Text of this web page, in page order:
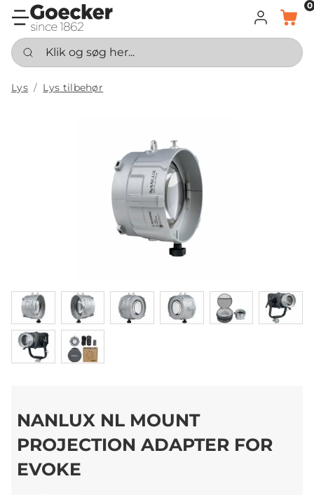
LOG INDKURV
0
Klik og søg her...
Lys Lys tilbehør
NANLUX NL MOUNT
PROJECTION ADAPTER FOR
EVOKE